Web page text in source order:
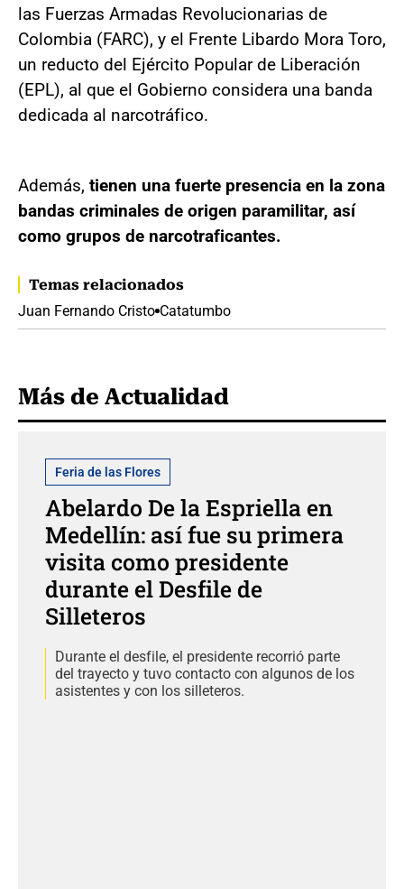
las Fuerzas Armadas Revolucionarias de
Colombia (FARC), y el Frente Libardo Mora Toro,
un reducto del Ejército Popular de Liberación
(EPL), al que el Gobierno considera una banda
dedicada al narcotráfico.
Además, tienen una fuerte presencia en la zona
bandas criminales de origen paramilitar, así
como grupos de narcotraficantes.
Temas relacionados
Juan Fernando Cristo Catatumbo
Más de Actualidad
Feria de las Flores
Abelardo De la Espriella en
Medellín: así fue su primera
visita como presidente
durante el Desfile de
Silleteros
Durante el desfile, el presidente recorrió parte
del trayecto y tuvo contacto con algunos de los
asistentes y con los silleteros.